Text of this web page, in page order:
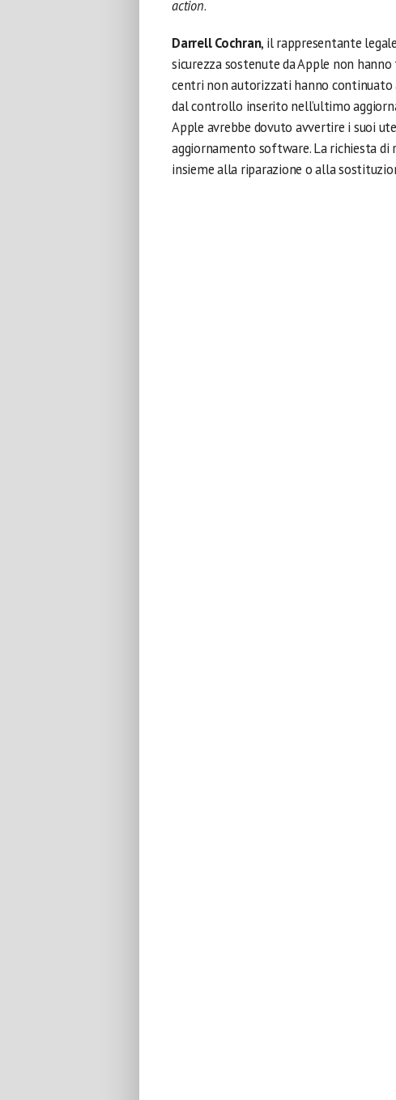
action.
Darrell Cochran, il rappresentante
sicurezza sostenute da Apple non
centri non autorizzati hanno continuato
dal controllo inserito nell’ultimo
Apple avrebbe dovuto avvertire i suoi
aggiornamento software. La richiesta
insieme alla riparazione o alla